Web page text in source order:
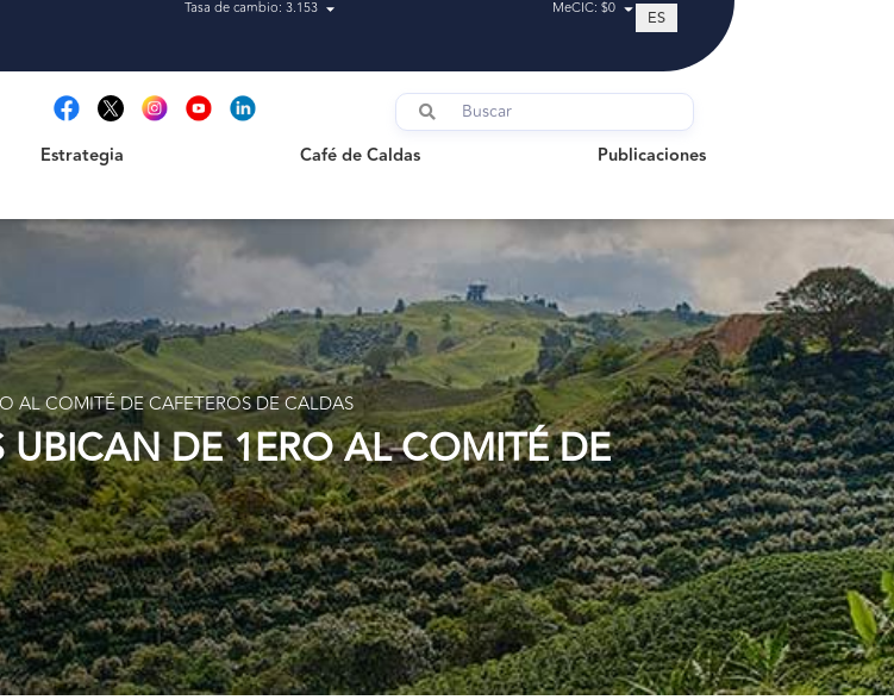
Tasa de cambio: 3.153 MeCIC: $0 ES
Estrategia Café de Caldas Publicaciones
Publicaciones
AL COMITÉ DE CAFETEROS DE CALDAS
DE 1ERO AL COMITÉ DE